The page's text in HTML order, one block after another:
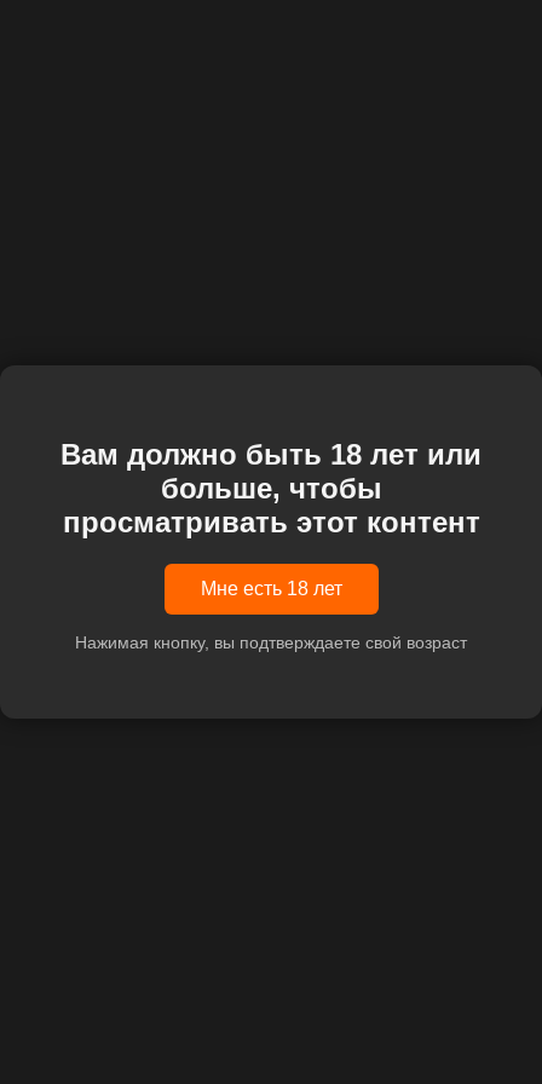
Вам должно быть 18 лет или
больше, чтобы
просматривать этот контент
Мне есть 18 лет
Нажимая кнопку, вы подтверждаете свой возраст